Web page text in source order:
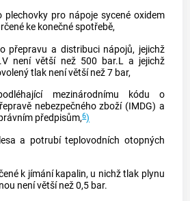
plechovky pro nápoje sycené oxidem
ke konečné spotřebě,
přepravu a distribuci nápojů, jejichž
není větší než 500 bar.L a jejichž
tlak není větší než 7 bar,
mezinárodnímu kódu o
nebezpečného zboží (IMDG) a
předpisům,6)
a potrubí teplovodních otopných
k jímání kapalin, u nichž tlak plynu
není větší než 0,5 bar.